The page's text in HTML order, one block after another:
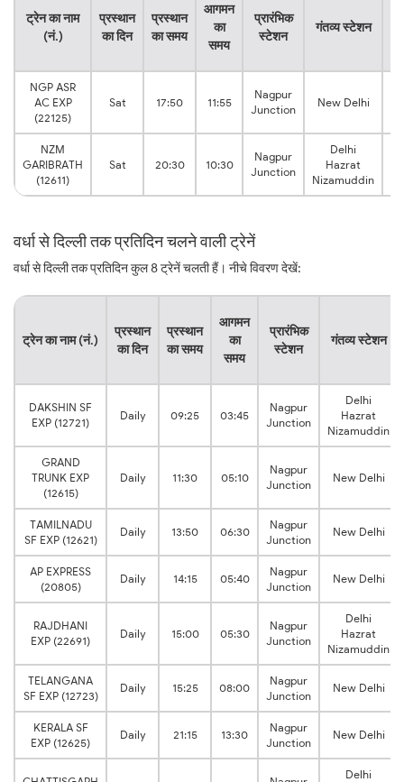
ट्रेन का नाम
(नं.)
प्रस्थान
का दिन
प्रस्थान
का समय
आगमन
का
समय
प्रारंभिक
स्टेशन
गंतव्य स्टेशन
NGP ASR
AC EXP
(22125)
Sat 17:50 11:55
Nagpur
Junction
New Delhi
NZM
GARIBRATH
(12611)
Sat 20:30 10:30
Nagpur
Junction
Delhi
Hazrat
Nizamuddin
वर्धा से दिल्ली तक प्रतिदिन चलने वाली ट्रेनें
वर्धा से दिल्ली तक प्रतिदिन कुल 8 ट्रेनें चलती हैं। नीचे विवरण देखें:
ट्रेन का नाम (नं.)
प्रस्थान
का दिन
प्रस्थान
का समय
आगमन
का
समय
प्रारंभिक
स्टेशन
गंतव्य स्टेशन
DAKSHIN SF
EXP (12721)
Daily 09:25 03:45
Nagpur
Junction
Delhi
Hazrat
Nizamuddin
GRAND
TRUNK EXP
(12615)
Daily 11:30 05:10
Nagpur
Junction
New Delhi
TAMILNADU
SF EXP (12621)
Daily 13:50 06:30
Nagpur
Junction
New Delhi
AP EXPRESS
(20805)
Daily 14:15 05:40
Nagpur
Junction
New Delhi
RAJDHANI
EXP (22691)
Daily 15:00 05:30
Nagpur
Junction
Delhi
Hazrat
Nizamuddin
TELANGANA
SF EXP (12723)
Daily 15:25 08:00
Nagpur
Junction
New Delhi
KERALA SF
EXP (12625)
Daily 21:15 13:30
Nagpur
Junction
New Delhi
Delhi